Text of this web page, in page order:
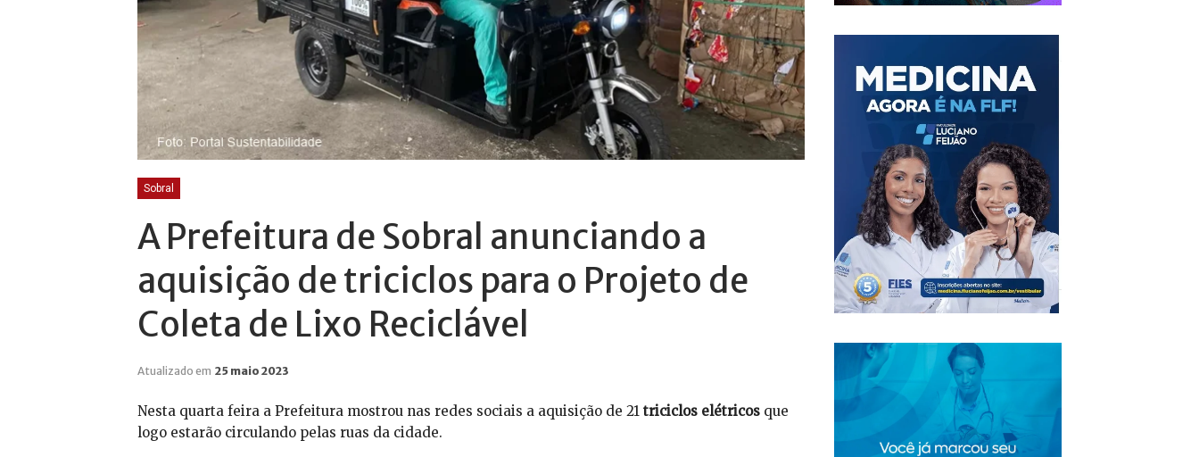
Sobral
A Prefeitura de Sobral anunciando a
aquisição de triciclos para o Projeto de
Coleta de Lixo Reciclável
Atualizado em 25 maio 2023
Nesta quarta feira a Prefeitura mostrou nas redes sociais a aquisição de 21 triciclos elétricosque
logo estarão circulando pelas ruas da cidade.